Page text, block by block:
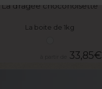
La dragée choconoisette
La boite de 1kg
33,85€